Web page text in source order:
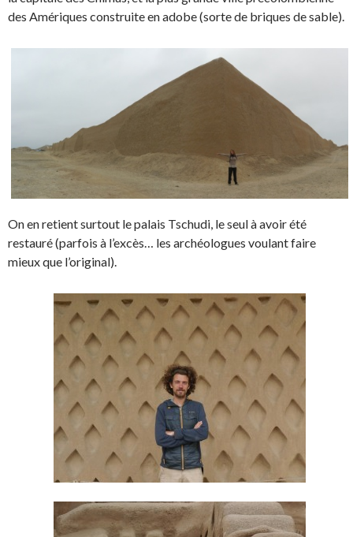
des Amériques construite en adobe (sorte de briques de sable).
On en retient surtout le palais Tschudi, le seul à avoir été
restauré (parfois à l’excès… les archéologues voulant faire
mieux que l’original).